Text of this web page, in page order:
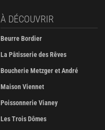
À DÉCOUVRIR
Beurre Bordier
La Pâtisserie des Rêves
Boucherie Metzger et André
Maison Viennet
Poissonnerie Vianey
Les Trois Dômes